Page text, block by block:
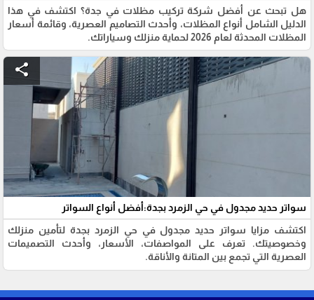
هل تبحث عن أفضل شركة تركيب مظلات في جدة؟ اكتشف في هذا
الدليل الشامل أنواع المظلات، وأحدث التصاميم العصرية، وقائمة أسعار
المظلات المحدثة لعام 2026 لحماية منزلك وسياراتك.
share
سواتر حديد مجدول في حي الزمرد بجدة:أفضل أنواع السواتر
اكتشف مزايا سواتر حديد مجدول في حي الزمرد بجدة لتأمين منزلك
وخصوصيتك. تعرف على المواصفات، الأسعار، وأحدث التصميمات
العصرية التي تجمع بين المتانة والأناقة.